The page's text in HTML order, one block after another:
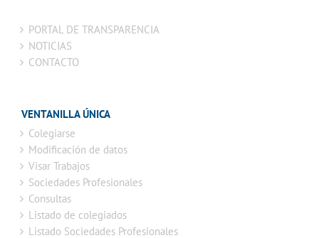
PORTAL DE TRANSPARENCIA
NOTICIAS
CONTACTO
VENTANILLA ÚNICA
Colegiarse
Modificación de datos
Visar Trabajos
Sociedades Profesionales
Consultas
Listado de colegiados
Listado Sociedades Profesionales